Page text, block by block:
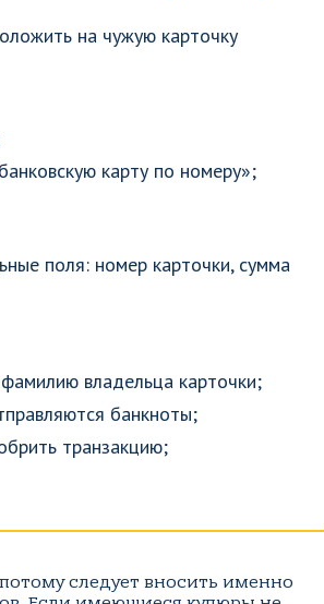
на чужую карточку
карту по номеру»;
поля: номер карточки, сумма
владельца карточки;
банкноты;
транзакцию;
следует вносить именно